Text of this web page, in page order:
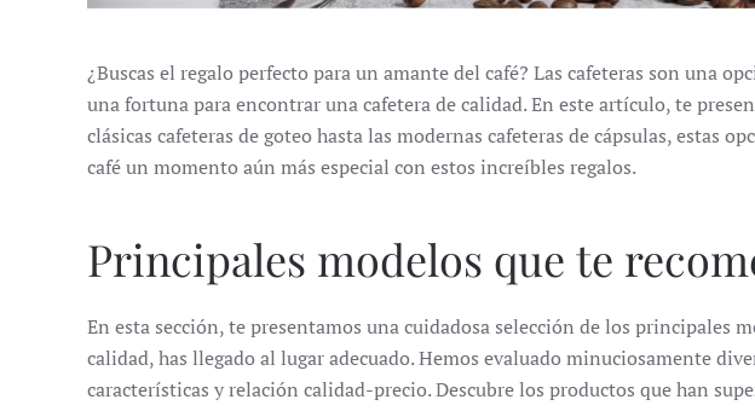
¿Buscas el regalo perfecto para un amante del café? Las cafeteras son una
una fortuna para encontrar una cafetera de calidad. En este artículo, te
clásicas cafeteras de goteo hasta las modernas cafeteras de cápsulas, estas
café un momento aún más especial con estos increíbles regalos.
Principales modelos que te
En esta sección, te presentamos una cuidadosa selección de los principales
calidad, has llegado al lugar adecuado. Hemos evaluado minuciosamente
características y relación calidad-precio. Descubre los productos que han